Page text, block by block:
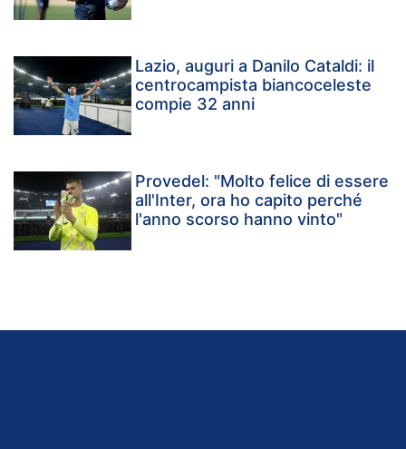
Lazio, auguri a Danilo Cataldi: il
centrocampista biancoceleste
compie 32 anni
Provedel: "Molto felice di essere
all'Inter, ora ho capito perché
l'anno scorso hanno vinto"